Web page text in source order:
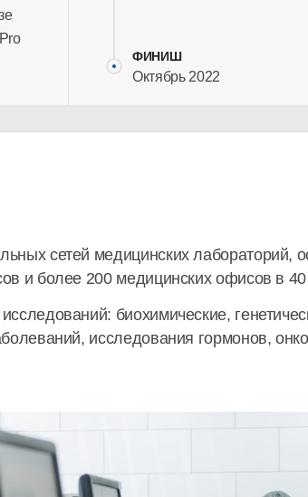
ФИНИШ
Октябрь 2022
сетей медицинских лабораторий,
и более 200 медицинских офисов в
биохимические,
исследования гормонов,